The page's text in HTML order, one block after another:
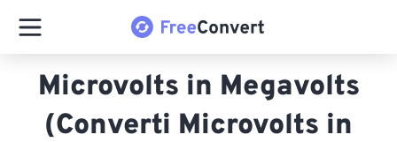
Microvolts in Megavolts
(Converti Microvolts in